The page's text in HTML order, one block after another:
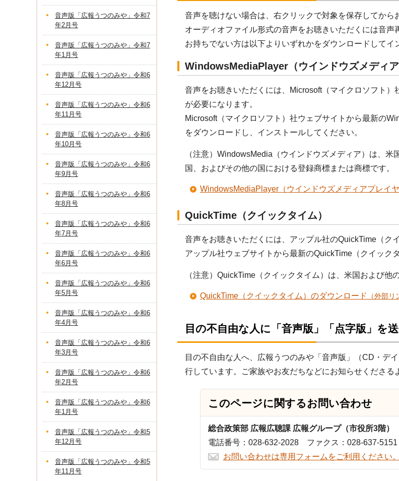
音声を聴けない場合は、右クリックで対象を保存してから
オーディオファイル形式の音声をお聴きいただくには音声
お持ちでない方は以下よりいずれかをダウンロードしてイ
WindowsMediaPlayer（ウインドウズメディア
音声をお聴きいただくには、Microsoft（マイクロソフト
が必要になります。
Microsoft（マイクロソフト）社ウェブサイトから最新の
をダウンロードし、インストールしてください。
（注意）WindowsMedia（ウインドウズメディア）は、
国、およびその他の国における登録商標または商標です。
WindowsMediaPlayer（ウインドウズメディアプレイ
QuickTime（クイックタイム）
音声をお聴きいただくには、アップル社のQuickTime（ク
アップル社ウェブサイトから最新のQuickTime（クイック
（注意）QuickTime（クイックタイム）は、米国および他
QuickTime（クイックタイム）のダウンロード （外部リ
目の不自由な人に「音声版」「点字版」を
目の不自由な人へ、広報うつのみや「音声版」（CD・デ
行しています。ご家族やお友だちなどにお知らせくださる
このページに関するお問い合わせ
総合政策部 広報広聴課 広報グループ（市役所3階）
電話番号：028-632-2028 ファクス：028-637-5151
お問い合わせは専用フォームをご利用ください。
音声版「広報うつのみや」令和7
年2月号
音声版「広報うつのみや」令和7
年1月号
音声版「広報うつのみや」令和6
年12月号
音声版「広報うつのみや」令和6
年11月号
音声版「広報うつのみや」令和6
年10月号
音声版「広報うつのみや」令和6
年9月号
音声版「広報うつのみや」令和6
年8月号
音声版「広報うつのみや」令和6
年7月号
音声版「広報うつのみや」令和6
年6月号
音声版「広報うつのみや」令和6
年5月号
音声版「広報うつのみや」令和6
年4月号
音声版「広報うつのみや」令和6
年3月号
音声版「広報うつのみや」令和6
年2月号
音声版「広報うつのみや」令和6
年1月号
音声版「広報うつのみや」令和5
年12月号
音声版「広報うつのみや」令和5
年11月号